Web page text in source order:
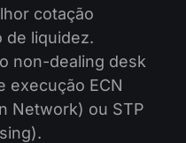
cotação
de liquidez.
non-dealing desk
execução ECN
Network) ou STP